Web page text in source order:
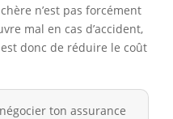
n’est pas forcément
mal en cas d’accident,
est donc de réduire le coût
ton assurance